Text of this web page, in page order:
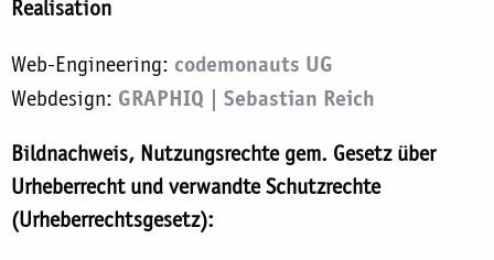
Realisation
Web-Engineering: codemonauts UG
Webdesign: GRAPHIQ | Sebastian Reich
Bildnachweis, Nutzungsrechte gem. Gesetz über
Urheberrecht und verwandte Schutzrechte
(Urheberrechtsgesetz):